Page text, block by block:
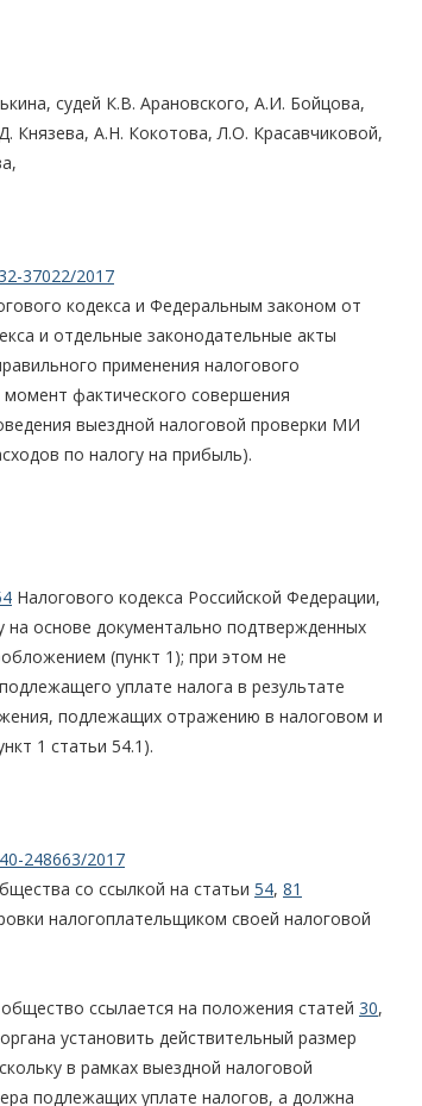
судей К.В. Арановского, А.И. Бойцова,
А.Н. Кокотова, Л.О. Красавчиковой,
37022/2017
кодекса и Федеральным законом от
и отдельные законодательные акты
применения налогового
фактического совершения
выездной налоговой проверки МИ
по налогу на прибыль).
Налогового кодекса Российской Федерации,
на основе документально подтвержденных
(пункт 1); при этом не
уплате налога в результате
подлежащих отражению в налоговом и
1 статьи 54.1).
248663/2017
со ссылкой на статьи 54, 81
налогоплательщиком своей налоговой
ссылается на положения статей 30,
установить действительный размер
в рамках выездной налоговой
подлежащих уплате налогов, а должна